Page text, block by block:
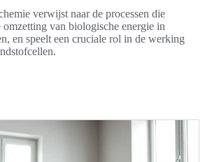
verwijst naar de processen die
van biologische energie in
en speelt een cruciale rol in de werking